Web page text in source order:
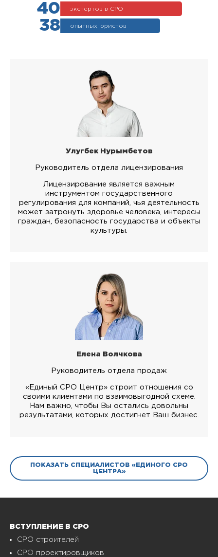
40 экспертов в СРО
38 опытных юристов
Улугбек Нурымбетов
Руководитель отдела лицензирования
Лицензирование является важным
инструментом государственного
регулирования для компаний, чья деятельность
может затронуть здоровье человека, интересы
граждан, безопасность государства и объекты
культуры.
Елена Волчкова
Руководитель отдела продаж
«Единый СРО Центр» строит отношения со
своими клиентами по взаимовыгодной схеме.
Нам важно, чтобы Вы остались довольны
результатами, которых достигнет Ваш бизнес.
ПОКАЗАТЬ СПЕЦИАЛИСТОВ «ЕДИНОГО СРО
ЦЕНТРА»
ВСТУПЛЕНИЕ В СРО
СРО строителей
СРО проектировщиков